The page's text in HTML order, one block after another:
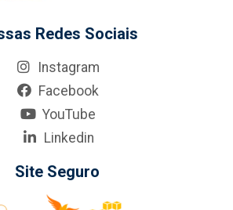
Redes Sociais
Instagram
Facebook
YouTube
Linkedin
Site Seguro